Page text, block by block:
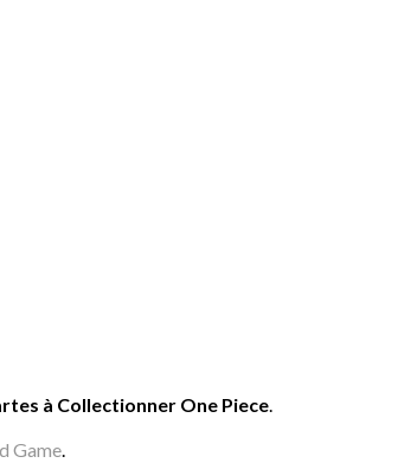
à Collectionner One Piece.
Game.